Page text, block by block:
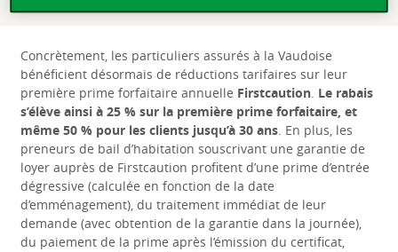
Concrètement, les particuliers assurés à la Vaudoise
bénéficient désormais de réductions tarifaires sur leur
première prime forfaitaire annuelle Firstcaution. Le rabais
s’élève ainsi à 25 % sur la première prime forfaitaire, et
même 50 % pour les clients jusqu’à 30 ans. En plus, les
preneurs de bail d’habitation souscrivant une garantie de
loyer auprès de Firstcaution profitent d’une prime d’entrée
dégressive (calculée en fonction de la date
d’emménagement), du traitement immédiat de leur
demande (avec obtention de la garantie dans la journée),
du paiement de la prime après l’émission du certificat,